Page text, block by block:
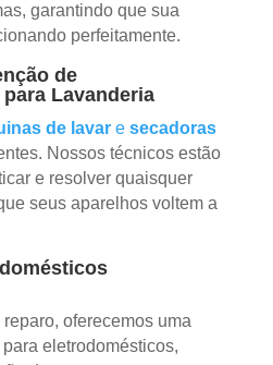
garantindo que sua
perfeitamente.
de
Lavanderia
de lavare secadoras
Nossos técnicos estão
e resolver quaisquer
seus aparelhos voltem a
oferecemos uma
eletrodomésticos,